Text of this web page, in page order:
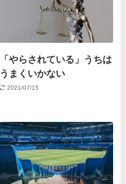
「やらされている」うちは
うまくいかない
2021/07/15